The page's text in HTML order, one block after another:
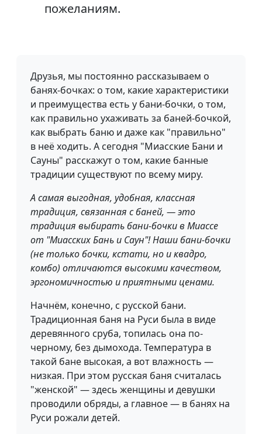
пожеланиям.
Друзья, мы постоянно рассказываем о
банях-бочках: о том, какие характеристики
и преимущества есть у бани-бочки, о том,
как правильно ухаживать за баней-бочкой,
как выбрать баню и даже как "правильно"
в неё ходить. А сегодня "Миасские Бани и
Сауны" расскажут о том, какие банные
традиции существуют по всему миру.
А самая выгодная, удобная, классная
традиция, связанная с баней, — это
традиция выбирать бани-бочки в Миассе
от "Миасских Бань и Саун"! Наши бани-бочки
(не только бочки, кстати, но и квадро,
комбо) отличаются высокими качеством,
эргономичностью и приятными ценами.
Начнём, конечно, с русской бани.
Традиционная баня на Руси была в виде
деревянного сруба, топилась она по-
черному, без дымохода. Температура в
такой бане высокая, а вот влажность —
низкая. При этом русская баня считалась
"женской" — здесь женщины и девушки
проводили обряды, а главное — в банях на
Руси рожали детей.